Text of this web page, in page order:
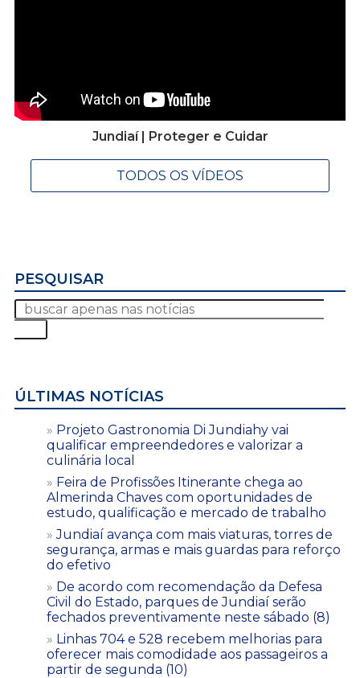
Jundiaí | Proteger e Cuidar
TODOS OS VÍDEOS
PESQUISAR
ÚLTIMAS NOTÍCIAS
Projeto Gastronomia Di Jundiahy vai
qualificar empreendedores e valorizar a
culinária local
Feira de Profissões Itinerante chega ao
Almerinda Chaves com oportunidades de
estudo, qualificação e mercado de trabalho
Jundiaí avança com mais viaturas, torres de
segurança, armas e mais guardas para reforço
do efetivo
De acordo com recomendação da Defesa
Civil do Estado, parques de Jundiaí serão
fechados preventivamente neste sábado (8)
Linhas 704 e 528 recebem melhorias para
oferecer mais comodidade aos passageiros a
partir de segunda (10)